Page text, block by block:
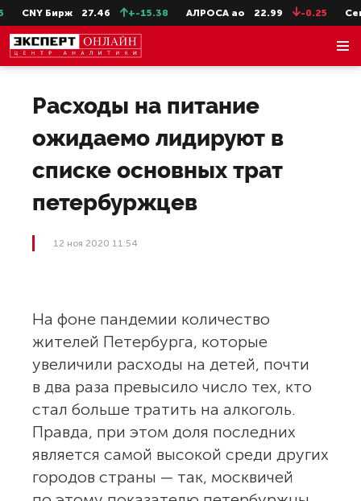
CNY Бирж 27.46 +-15.38 АЛРОСА ао 22.99 -0.25
Расходы на питание
ожидаемо лидируют в
списке основных трат
петербуржцев
12 ноя 2020 11:54
На фоне пандемии количество
жителей Петербурга, которые
увеличили расходы на детей, почти
в два раза превысило число тех, кто
стал больше тратить на алкоголь.
Правда, при этом доля последних
является самой высокой среди других
городов страны — так, москвичей